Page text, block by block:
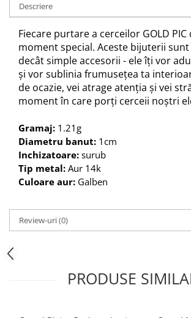
Descriere
Fiecare purtare a cerceilor GOLD PIC
moment special. Aceste bijuterii
decât simple accesorii - ele îți vor
și vor sublinia frumusețea ta
de ocazie, vei atrage atenția și vei
moment în care porți cerceii noștri
Gramaj: 1.21g
Diametru banut: 1cm
Inchizatoare: surub
Tip metal: Aur 14k
Culoare aur: Galben
Review-uri(0)
PRODUSE